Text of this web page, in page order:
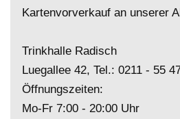
Kartenvorverkauf an unserer
Trinkhalle Radisch
Luegallee 42, Tel.:0211 - 55
Öffnungszeiten:
Mo-Fr 7:00 - 20:00 Uhr